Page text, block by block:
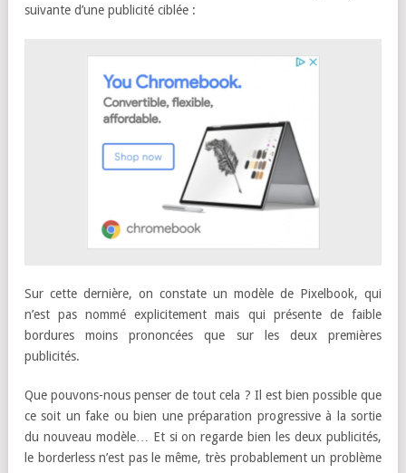
suivante d’une publicité ciblée :
Sur cette dernière, on constate un modèle de Pixelbook, qui
n’est pas nommé explicitement mais qui présente de faible
bordures moins prononcées que sur les deux premières
publicités.
Que pouvons-nous penser de tout cela ? Il est bien possible que
ce soit un fake ou bien une préparation progressive à la sortie
du nouveau modèle… Et si on regarde bien les deux publicités,
le borderless n’est pas le même, très probablement un problème